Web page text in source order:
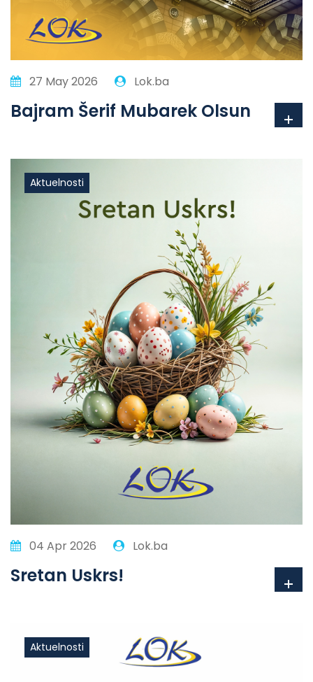
27 May 2026 Lok.ba
Bajram Šerif Mubarek Olsun
Aktuelnosti
04 Apr 2026 Lok.ba
Sretan Uskrs!
Aktuelnosti